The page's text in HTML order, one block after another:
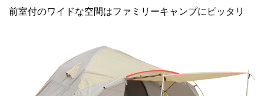
前室付のワイドな空間はファミリーキャンプにピッタリ